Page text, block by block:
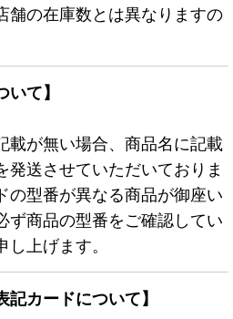
舗の在庫数とは異なりますの
いて】
載が無い場合、商品名に記載
発送させていただいておりま
の型番が異なる商品が御座い
ず商品の型番をご確認してい
上げます。
記カードについて】